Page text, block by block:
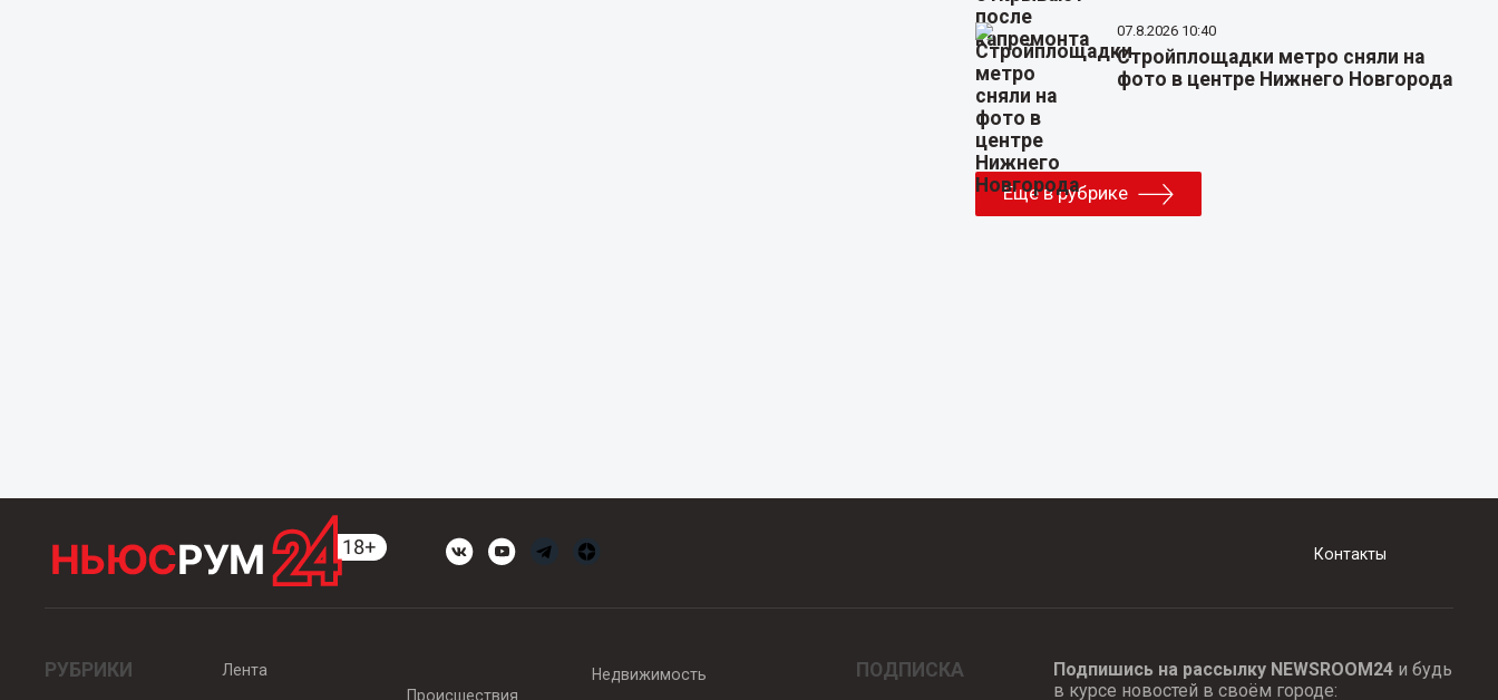
07.8.2026 10:40
Стройплощадки метро сняли на
фото в центре Нижнего Новгорода
Еще в рубрике
Контакты
РУБРИКИ
Лента
Происшествия
Недвижимость ПОДПИСКА Подпишись на рассылку NEWSROOM24и будь
в курсе новостей в своём городе: